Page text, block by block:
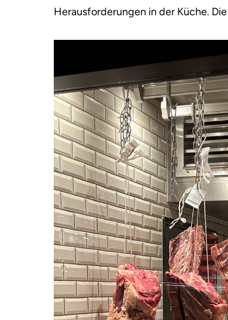
Herausforderungen in der Küche.